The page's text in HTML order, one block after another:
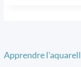
Apprendre